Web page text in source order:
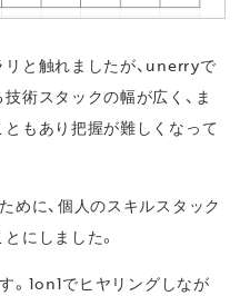
と触れましたが、unerryで
術スタックの幅が広く、ま
もあり把握が難しくなって
めに、個人のスキルスタック
にしました。
。1on1でヒヤリングしなが